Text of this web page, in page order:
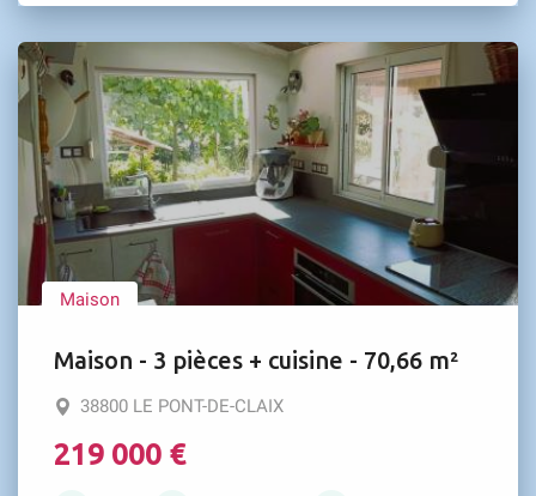
Maison
Maison - 3 pièces + cuisine - 70,66 m²
38800 LE PONT-DE-CLAIX
219 000 €